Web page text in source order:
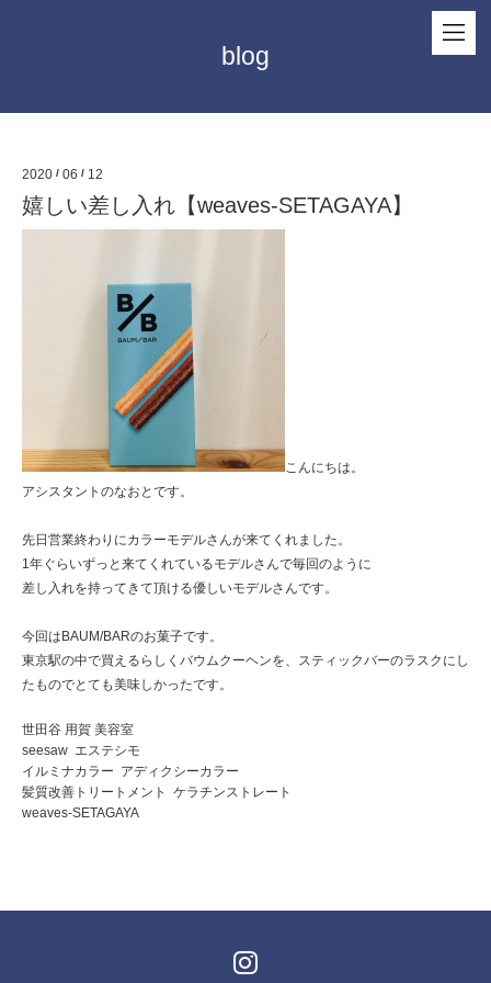
blog
2020 / 06 / 12
嬉しい差し入れ【weaves-SETAGAYA】
こんにちは。
アシスタントのなおとです。
先日営業終わりにカラーモデルさんが来てくれました。
1年ぐらいずっと来てくれているモデルさんで毎回のように
差し入れを持ってきて頂ける優しいモデルさんです。
今回はBAUM/BARのお菓子です。
東京駅の中で買えるらしくバウムクーヘンを、スティックバーのラスクにし
たものでとても美味しかったです。
世田谷 用賀 美容室
seesaw エステシモ
イルミナカラー アディクシーカラー
髪質改善トリートメント ケラチンストレート
weaves-SETAGAYA